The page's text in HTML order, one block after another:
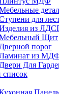
для
из
Щит
Дверной порог
из
Двери Для